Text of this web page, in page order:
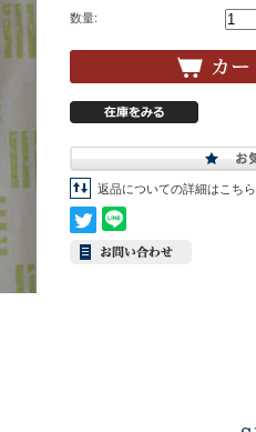
数量:
返品についての詳細はこちら